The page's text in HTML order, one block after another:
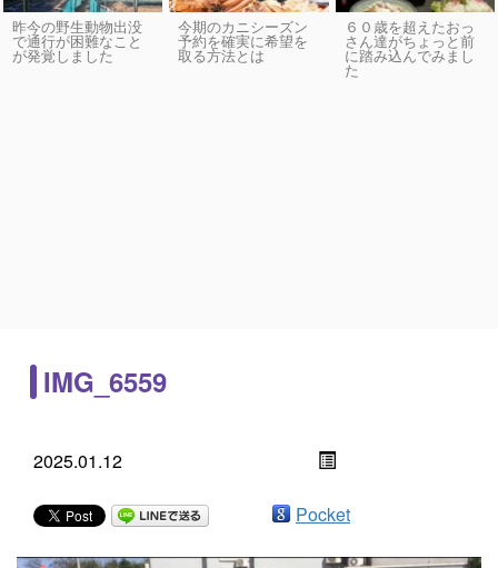
昨今の野生動物出没
で通行が困難なこと
が発覚しました
今期のカニシーズン
予約を確実に希望を
取る方法とは
６０歳を超えたおっ
さん達がちょっと前
に踏み込んでみまし
た
IMG_6559
2025.01.12
Pocket